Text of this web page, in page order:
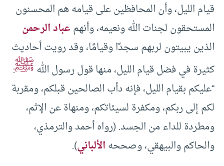
قيام الليل، وأن المحافظين على قيامه هم المحسنون
المستحقون لجنات الله ونعيمه، وأنهمعباد الرحمن
الذين يبيتون لربهم سجدًا وقيامًا، وقد رويت أحاديث
كثيرة في فضل قيام الليل، منها قول رسول اللهﷺ:
“عليكم بقيام الليل، فإنه دأب الصالحين قبلكم، ومقربة
لكم إلى ربكم، ومكفرة لسيئاتكم، ومنهاة عن الإثم،
ومطردة للداء من الجسد. (رواه أحمد والترمذي،
والحاكم والبيهقي، وصححهالألباني).